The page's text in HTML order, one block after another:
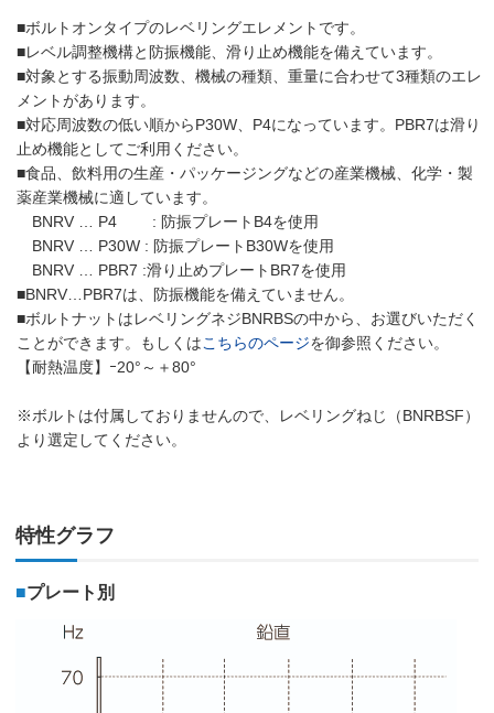
■ボルトオンタイプのレベリングエレメントです。
■レベル調整機構と防振機能、滑り止め機能を備えています。
■対象とする振動周波数、機械の種類、重量に合わせて3種類のエレ
メントがあります。
■対応周波数の低い順からP30W、P4になっています。PBR7は滑り
止め機能としてご利用ください。
■食品、飲料用の生産・パッケージングなどの産業機械、化学・製
薬産業機械に適しています。
BNRV … P4 : 防振プレートB4を使用
BNRV … P30W : 防振プレートB30Wを使用
BNRV … PBR7 :滑り止めプレートBR7を使用
■BNRV…PBR7は、防振機能を備えていません。
■ボルトナットはレベリングネジBNRBSの中から、お選びいただく
ことができます。もしくはこちらのページを御参照ください。
【耐熱温度】ｰ20°～＋80°
※ボルトは付属しておりませんので、レベリングねじ（BNRBSF）
より選定してください。
特性グラフ
■プレート別